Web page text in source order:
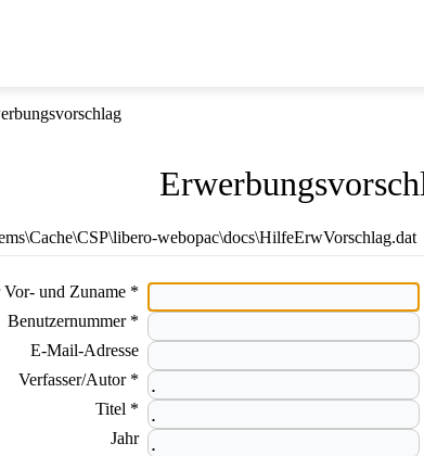
webopac\docs\HilfeErwVorschlag.dat
Vor- und Zuname *
Benutzernummer *
E-Mail-Adresse
Verfasser/Autor *
Titel *
Jahr